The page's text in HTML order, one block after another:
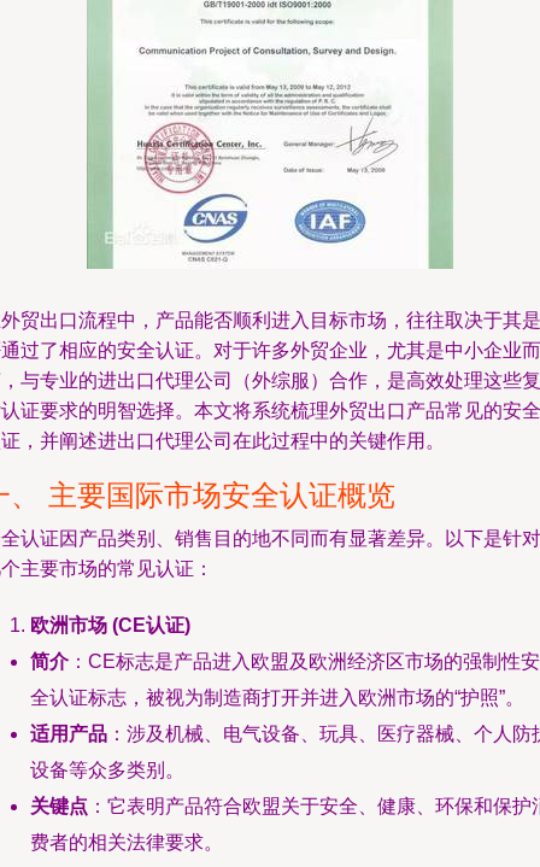
贸出口流程中，产品能否顺利进入目标市场，往往取决于其是
过了相应的安全认证。对于许多外贸企业，尤其是中小企业而
与专业的进出口代理公司（外综服）合作，是高效处理这些复
证要求的明智选择。本文将系统梳理外贸出口产品常见的安全
，并阐述进出口代理公司在此过程中的关键作用。
、 主要国际市场安全认证概览
认证因产品类别、销售目的地不同而有显著差异。以下是针对
主要市场的常见认证：
欧洲市场 (CE认证)
简介：CE标志是产品进入欧盟及欧洲经济区市场的强制性安
全认证标志，被视为制造商打开并进入欧洲市场的“护照”。
适用产品 ：涉及机械、电气设备、玩具、医疗器械、个人防
设备等众多类别。
关键点 ：它表明产品符合欧盟关于安全、健康、环保和保护
费者的相关法律要求。